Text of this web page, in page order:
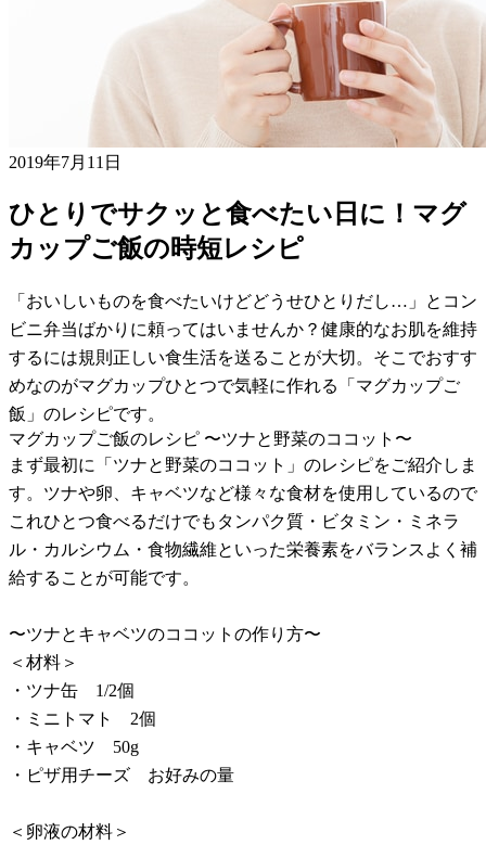
2019年7月11日
ひとりでサクッと食べたい日に！マグ
カップご飯の時短レシピ
「おいしいものを食べたいけどどうせひとりだし…」とコン
ビニ弁当ばかりに頼ってはいませんか？健康的なお肌を維持
するには規則正しい食生活を送ることが大切。そこでおすす
めなのがマグカップひとつで気軽に作れる「マグカップご
飯」のレシピです。
マグカップご飯のレシピ 〜ツナと野菜のココット〜
まず最初に「ツナと野菜のココット」のレシピをご紹介しま
す。ツナや卵、キャベツなど様々な食材を使用しているので
これひとつ食べるだけでもタンパク質・ビタミン・ミネラ
ル・カルシウム・食物繊維といった栄養素をバランスよく補
給することが可能です。
〜ツナとキャベツのココットの作り方〜
＜材料＞
・ツナ缶 1/2個
・ミニトマト 2個
・キャベツ 50g
・ピザ用チーズ お好みの量
＜卵液の材料＞